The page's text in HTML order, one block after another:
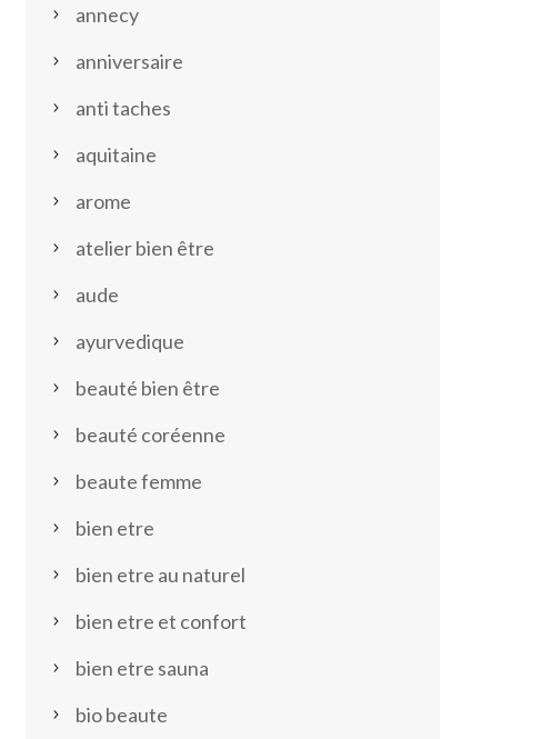
annecy
anniversaire
anti taches
aquitaine
arome
atelier bien être
aude
ayurvedique
beauté bien être
beauté coréenne
beaute femme
bien etre
bien etre au naturel
bien etre et confort
bien etre sauna
bio beaute